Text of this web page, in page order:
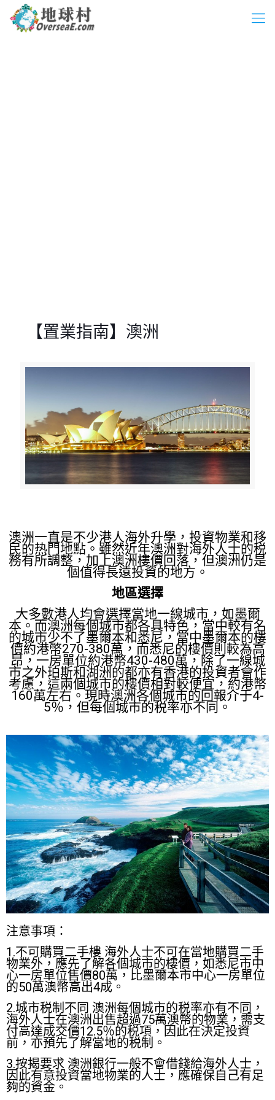
【置業指南】澳洲
澳洲一直是不少港人海外升學，投資物業和移
民的热門地點。雖然近年澳洲對海外人士的税
務有所調整，加上澳洲樓價回落，但澳洲仍是
個值得長遠投資的地方。
地區選擇
大多數港人均會選擇當地一線城市，如墨爾
本。而澳洲每個城市都各具特色，當中較有名
的城市少不了墨爾本和悉尼，當中墨爾本的樓
價約港幣270-380萬，而悉尼的樓價則較為高
昂，一房單位約港幣430-480萬，除了一線城
市之外珀斯和湖洲的都亦有香港的投資者會作
考慮，這兩個城市的樓價相對較便宜，約港幣
160萬左右。現時澳洲各個城市的回報介于4-
5％，但每個城市的税率亦不同。
注意事項：
1.不可購買二手樓 海外人士不可在當地購買二手
物業外，應先了解各個城市的樓價，如悉尼市中
心一房單位售價80萬，比墨爾本市中心一房單位
的50萬澳幣高出4成。
2.城市税制不同 澳洲每個城市的税率亦有不同，
海外人士在澳洲出售超過75萬澳幣的物業，需支
付高達成交價12.5％的税項，因此在決定投資
前，亦預先了解當地的税制。
3.按揭要求 澳洲銀行一般不會借錢給海外人士，
因此有意投資當地物業的人士，應確保自己有足
夠的資金。